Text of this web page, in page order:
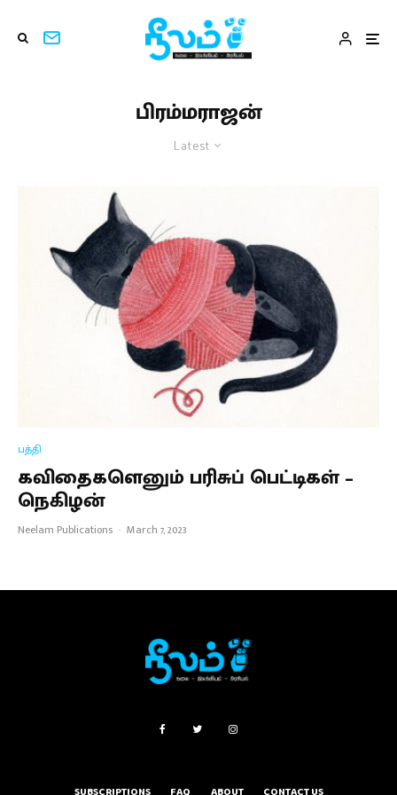
பிரம்மராஜன்
Latest
பத்தி
கவிதைகளெனும் பரிசுப் பெட்டிகள் –
நெகிழன்
Neelam Publications · March 7, 2023